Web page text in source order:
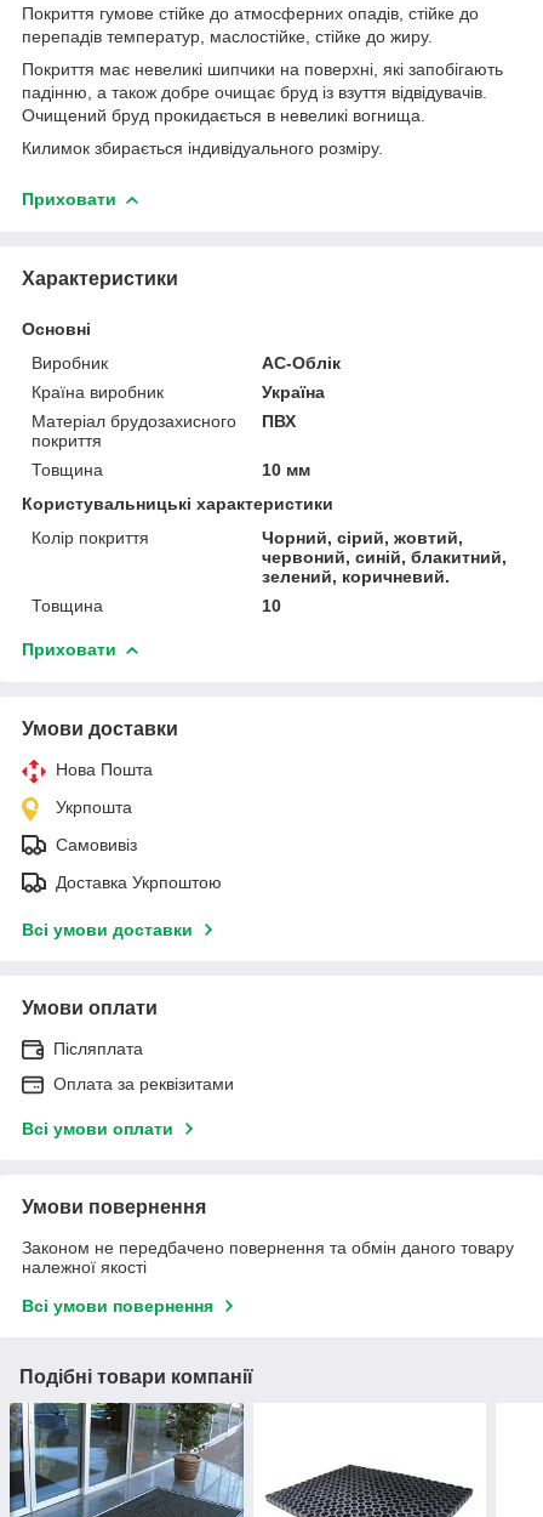
Покриття гумове стійке до атмосферних опадів, стійке до
перепадів температур, маслостійке, стійке до жиру.
Покриття має невеликі шипчики на поверхні, які запобігають
падінню, а також добре очищає бруд із взуття відвідувачів.
Очищений бруд прокидається в невеликі вогнища.
Килимок збирається індивідуального розміру.
Приховати
Характеристики
Основні
Виробник
АС-Облік
Країна виробник
Україна
Матеріал брудозахисного
покриття
ПВХ
Товщина
10 мм
Користувальницькі характеристики
Колір покриття
Чорний, сірий, жовтий,
червоний, синій, блакитний,
зелений, коричневий.
Товщина
10
Приховати
Умови доставки
Нова Пошта
Укрпошта
Самовивіз
Доставка Укрпоштою
Всі умови доставки
Умови оплати
Післяплата
Оплата за реквізитами
Всі умови оплати
Умови повернення
Законом не передбачено повернення та обмін даного товару
належної якості
Всі умови повернення
Подібні товари компанії